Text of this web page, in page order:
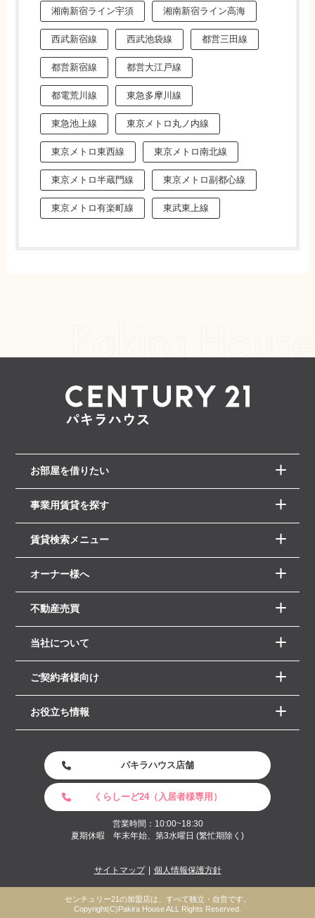
湘南新宿ライン宇須 湘南新宿ライン高海
西武新宿線 西武池袋線 都営三田線
都営新宿線 都営大江戸線
都電荒川線 東急多摩川線
東急池上線 東京メトロ丸ノ内線
東京メトロ東西線 東京メトロ南北線
東京メトロ半蔵門線 東京メトロ副都心線
東京メトロ有楽町線 東武東上線
お部屋を借りたい
事業用賃貸を探す
賃貸検索メニュー
オーナー様へ
不動産売買
当社について
ご契約者様向け
お役立ち情報
パキラハウス店舗
くらしーど24（入居者様専用）
営業時間：10:00~18:30
夏期休暇 年末年始、第3水曜日 (繁忙期除く)
サイトマップ 個人情報保護方針
センチュリー21の加盟店は、すべて独立・自営です。
Copyright(C)Pakira House ALL Rights Reserved.